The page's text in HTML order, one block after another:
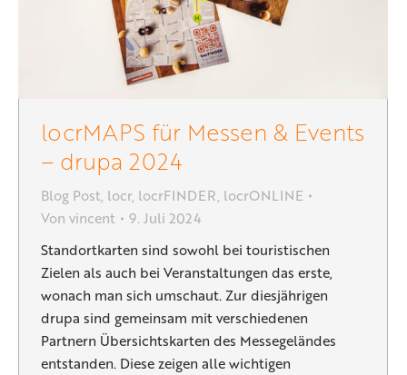
locrMAPS für Messen & Events
– drupa 2024
Blog Post, locr, locrFINDER, locrONLINE
Von vincent
9. Juli 2024
Standortkarten sind sowohl bei touristischen
Zielen als auch bei Veranstaltungen das erste,
wonach man sich umschaut. Zur diesjährigen
drupa sind gemeinsam mit verschiedenen
Partnern Übersichtskarten des Messegeländes
entstanden. Diese zeigen alle wichtigen